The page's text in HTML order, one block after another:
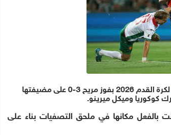
لكرة القدم 2026 بفوز مريح 3-0 على مضيفتها
كوكوريا وميكل ميرينو.
بالفعل مكانها في ملحق التصفيات بناء على